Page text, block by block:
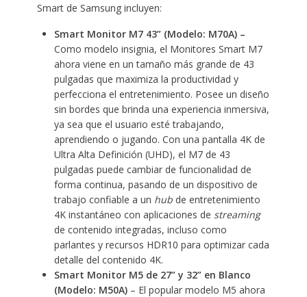
Smart de Samsung incluyen:
Smart Monitor M7 43” (Modelo: M70A) –
Como modelo insignia, el Monitores Smart M7
ahora viene en un tamaño más grande de 43
pulgadas que maximiza la productividad y
perfecciona el entretenimiento. Posee un diseño
sin bordes que brinda una experiencia inmersiva,
ya sea que el usuario esté trabajando,
aprendiendo o jugando. Con una pantalla 4K de
Ultra Alta Definición (UHD), el M7 de 43
pulgadas puede cambiar de funcionalidad de
forma continua, pasando de un dispositivo de
trabajo confiable a un hubde entretenimiento
4K instantáneo con aplicaciones de streaming
de contenido integradas, incluso como
parlantes y recursos HDR10 para optimizar cada
detalle del contenido 4K.
Smart Monitor M5 de 27” y 32” en Blanco
(Modelo: M50A)– El popular modelo M5 ahora